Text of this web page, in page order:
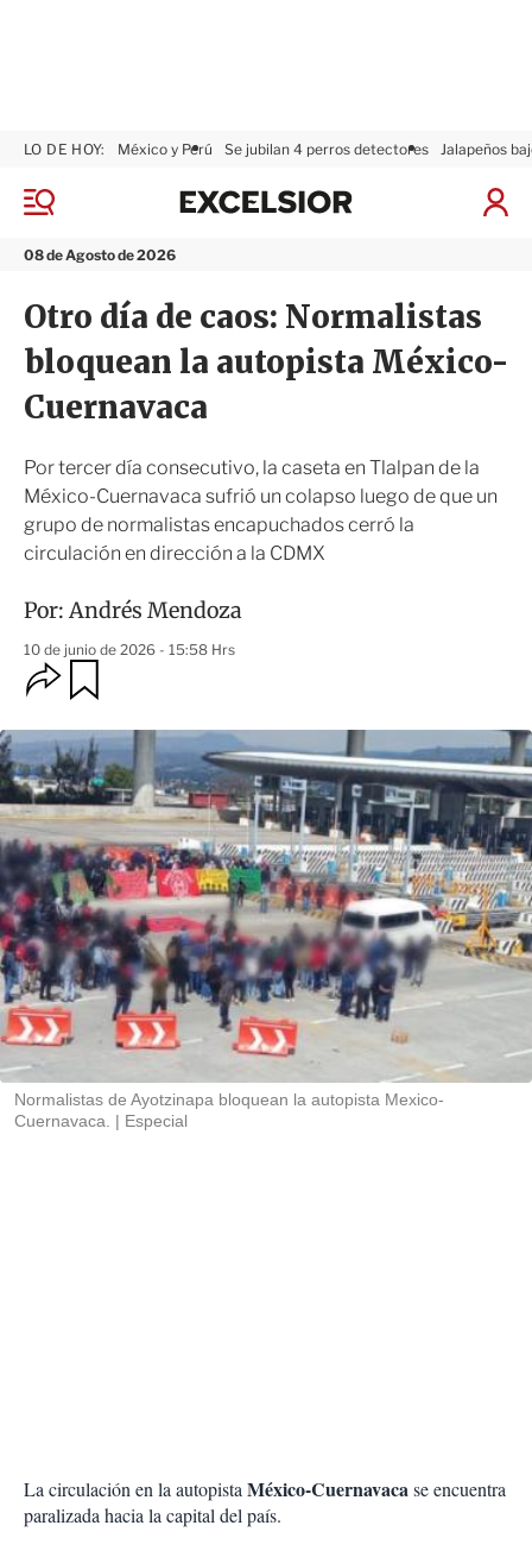
M
n
08 de Agosto de 2026
LO DE HOY: México y Perú Se jubilan 4 perros detectores Jalapeños
I
S
x
i
r
Otro día de caos: Normalistas
bloquean la autopista México-
Cuernavaca
Por tercer día consecutivo, la caseta en Tlalpan de la
México-Cuernavaca sufrió un colapso luego de que un
grupo de normalistas encapuchados cerró la
circulación en dirección a la CDMX
Por:Andrés Mendoza
10 de junio de 2026 - 15:58 Hrs
O
p
i
o
n
e
s
d
e
c
o
m
p
a
r
t
i
r
a
r
Normalistas de Ayotzinapa bloquean la autopista Mexico-
Cuernavaca.
Especial
La circulación en la autopistaMéxico-Cuernavacase encuentra
paralizada hacia la capital del país.